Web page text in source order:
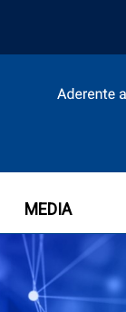
MEDIA